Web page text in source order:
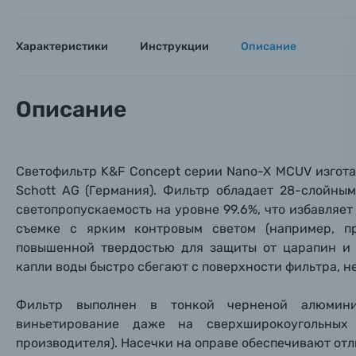
Ваш
Ваш
Аксессуары для фото и видеокамер
Материалы
Осветительное оборудование
Фоторамки
Фотоальбомы
Вами с
Номер
Нажимая
Характеристики Инструкции Описание
Описание
Светофильтр K&F Concept серии Nano-X MCUV
Schott AG (Германия). Фильтр обладает 28-
светопропускаемость на уровне 99.6%, что
съемке с ярким контровым светом (например,
повышенной твердостью для защиты от царапин
капли воды быстро сбегают с поверхности фильтра,
Фильтр выполнен в тонкой черненой
виньетирование даже на
производителя). Насечки на оправе обеспечивают
Ваш